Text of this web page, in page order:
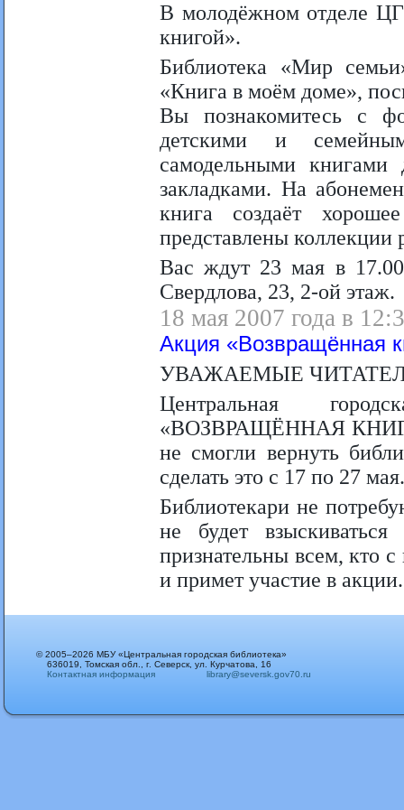
В молодёжном отделе
книгой».
Библиотека «Мир
«Книга в моём доме»,
Вы познакомитесь с
детскими и
самодельными
закладками. На
книга создаёт
представлены
Вас ждут 23 мая в
Свердлова, 23, 2-ой этаж.
18 мая 2007 года в
Акция «Возвращённая
УВАЖАЕМЫЕ
Центральная
«ВОЗВРАЩЁННАЯ
не смогли вернуть
сделать это с 17 по 27 мая.
Библиотекари не
не будет
признательны всем, кто
и примет участие в акции.
© 2005–2026 МБУ «Центральная городская библиотека»
636019, Томская обл., г. Северск, ул. Курчатова, 16
Контактная информация
library@seversk.gov70.ru